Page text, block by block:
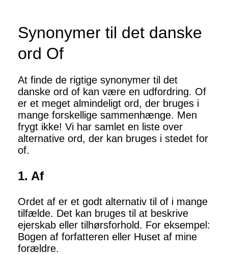
Synonymer til det danske
ord Of
At finde de rigtige synonymer til det
danske ord of kan være en udfordring. Of
er et meget almindeligt ord, der bruges i
mange forskellige sammenhænge. Men
frygt ikke! Vi har samlet en liste over
alternative ord, der kan bruges i stedet for
of.
1. Af
Ordet af er et godt alternativ til of i mange
tilfælde. Det kan bruges til at beskrive
ejerskab eller tilhørsforhold. For eksempel:
Bogen af forfatteren eller Huset af mine
forældre.